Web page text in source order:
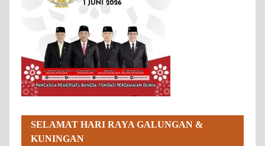
SELAMAT HARI RAYA GALUNGAN &
KUNINGAN